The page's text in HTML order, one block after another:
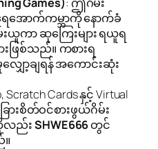
အောက်ကမ္ဘာကို နောက်ခံ
မ်းယူကာ ဆုကြေးများ ရယူရ
ားဖြစ်သည်။ ကစားရ
ော့ချရန် အကောင်းဆုံး
Scratch Cards နှင့် Virtual
ားစိတ်ဝင်စားဖွယ်ဂိမ်း
ကိုလည်းSHWE666တွင်